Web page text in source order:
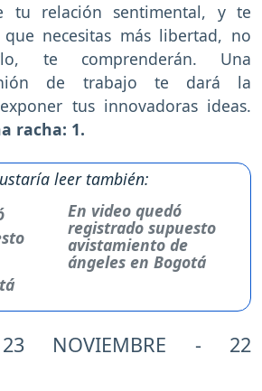
tu relación sentimental, y te
necesitas más libertad, no
te comprenderán. Una
de trabajo te dará la
tus innovadoras ideas.
racha: 1.
leer también:
En video quedó
registrado supuesto
avistamiento de
ángeles en Bogotá
23 NOVIEMBRE - 22